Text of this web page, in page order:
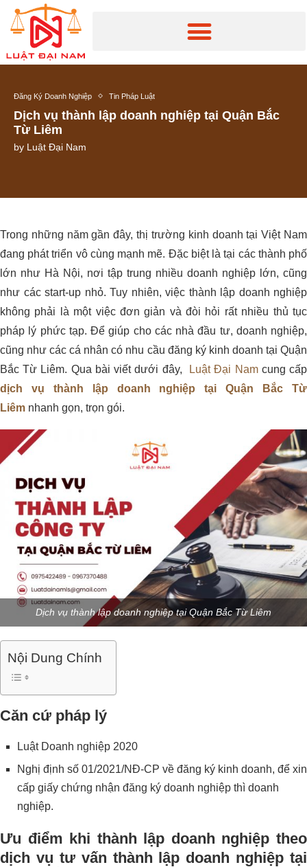
Đăng Ký Doanh Nghiệp Tin Pháp Luật
Dịch vụ thành lập doanh nghiệp tại Quận Bắc
Từ Liêm
by Luật Đại Nam
Trong những năm gần đây, thị trường kinh doanh tại Việt Nam
đang phát triển vô cùng mạnh mẽ. Đặc biệt là tại các thành phố
lớn như Hà Nội, nơi tập trung nhiều doanh nghiệp lớn, cũng
như các start-up nhỏ. Tuy nhiên, việc thành lập doanh nghiệp
không phải là một việc đơn giản và đòi hỏi rất nhiều thủ tục
pháp lý phức tạp. Để giúp cho các nhà đầu tư, doanh nghiệp,
cũng như các cá nhân có nhu cầu đăng ký kinh doanh tại Quận
Bắc Từ Liêm. Qua bài viết dưới đây,
Luật Đại Namcung cấp
dịch vụ thành lập doanh nghiệp tại Quận Bắc Từ
Liêm nhanh gọn, trọn gói.
Dịch vụ thành lập doanh nghiệp tại Quận Bắc Từ Liêm
Nội Dung Chính
Căn cứ pháp lý
Luật Doanh nghiệp 2020
Nghị định số 01/2021/NĐ-CP về đăng ký kinh doanh, để xin
cấp giấy chứng nhận đăng ký doanh nghiệp thì doanh
nghiệp.
Ưu điểm khi thành lập doanh nghiệp theo
dịch vụ tư vấn thành lập doanh nghiệp tại